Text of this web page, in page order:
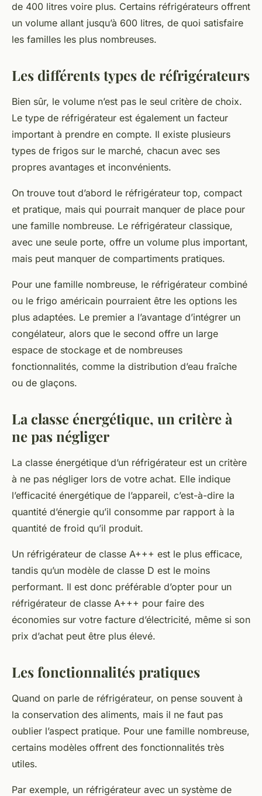
de 400 litres voire plus. Certains réfrigérateurs offrent
un volume allant jusqu’à 600 litres, de quoi satisfaire
les familles les plus nombreuses.
Les différents types de réfrigérateurs
Bien sûr, le volume n’est pas le seul critère de choix.
Le type de réfrigérateur est également un facteur
important à prendre en compte. Il existe plusieurs
types de frigos sur le marché, chacun avec ses
propres avantages et inconvénients.
On trouve tout d’abord le réfrigérateur top, compact
et pratique, mais qui pourrait manquer de place pour
une famille nombreuse. Le réfrigérateur classique,
avec une seule porte, offre un volume plus important,
mais peut manquer de compartiments pratiques.
Pour une famille nombreuse, le réfrigérateur combiné
ou le frigo américain pourraient être les options les
plus adaptées. Le premier a l’avantage d’intégrer un
congélateur, alors que le second offre un large
espace de stockage et de nombreuses
fonctionnalités, comme la distribution d’eau fraîche
ou de glaçons.
La classe énergétique, un critère à
ne pas négliger
La classe énergétique d’un réfrigérateur est un critère
à ne pas négliger lors de votre achat. Elle indique
l’efficacité énergétique de l’appareil, c’est-à-dire la
quantité d’énergie qu’il consomme par rapport à la
quantité de froid qu’il produit.
Un réfrigérateur de classe A+++ est le plus efficace,
tandis qu’un modèle de classe D est le moins
performant. Il est donc préférable d’opter pour un
réfrigérateur de classe A+++ pour faire des
économies sur votre facture d’électricité, même si son
prix d’achat peut être plus élevé.
Les fonctionnalités pratiques
Quand on parle de réfrigérateur, on pense souvent à
la conservation des aliments, mais il ne faut pas
oublier l’aspect pratique. Pour une famille nombreuse,
certains modèles offrent des fonctionnalités très
utiles.
Par exemple, un réfrigérateur avec un système de